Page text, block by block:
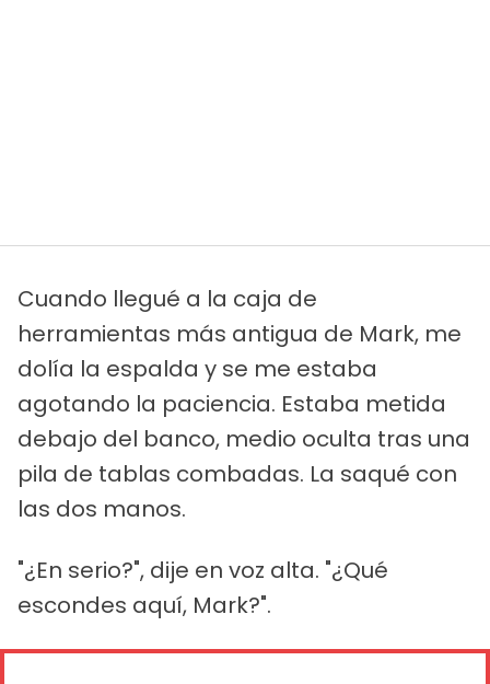
Cuando llegué a la caja de
herramientas más antigua de Mark, me
dolía la espalda y se me estaba
agotando la paciencia. Estaba metida
debajo del banco, medio oculta tras una
pila de tablas combadas. La saqué con
las dos manos.
"¿En serio?", dije en voz alta. "¿Qué
escondes aquí, Mark?".